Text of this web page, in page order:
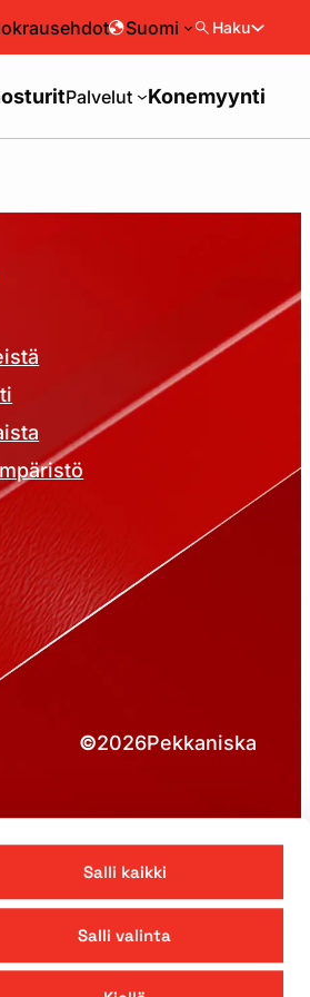
Salli kaikki
Salli valinta
Suomi Haku
Palvelut Konemyynti
©2026Pekkaniska